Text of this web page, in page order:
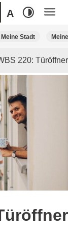
A
Meine Stadt
220: